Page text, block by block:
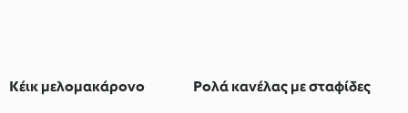
Κέικ μελομακάρονο Ρολά κανέλας με σταφίδες